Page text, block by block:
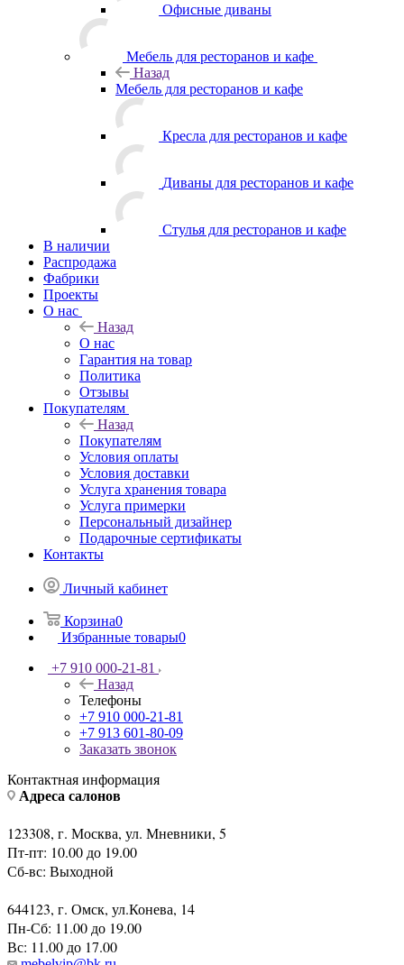
Офисные диваны
Мебель для ресторанов и кафе
Назад
Мебель для ресторанов и кафе
Кресла для ресторанов и кафе
Диваны для ресторанов и кафе
Стулья для ресторанов и кафе
В наличии
Распродажа
Фабрики
Проекты
О нас
Назад
О нас
Гарантия на товар
Политика
Отзывы
Покупателям
Назад
Покупателям
Условия оплаты
Условия доставки
Услуга хранения товара
Услуга примерки
Персональный дизайнер
Подарочные сертификаты
Контакты
Личный кабинет
Корзина0
Избранные товары0
+7 910 000-21-81
Назад
Телефоны
+7 910 000-21-81
+7 913 601-80-09
Заказать звонок
Контактная информация
Адреса салонов
123308, г. Москва, ул. Мневники, 5
Пт-пт: 10.00 до 19.00
Сб-вс: Выходной
644123, г. Омск, ул.Конева, 14
Пн-Сб: 11.00 до 19.00
Вс: 11.00 до 17.00